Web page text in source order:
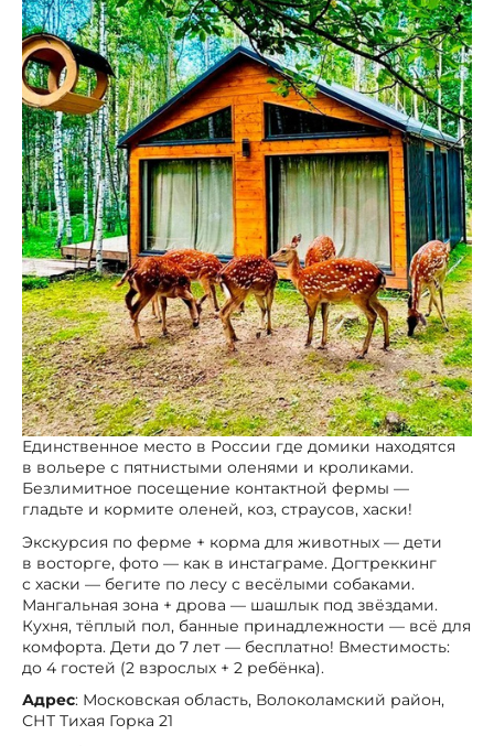
Единственное место в России где домики находятся
в вольере с пятнистыми оленями и кроликами.
Безлимитное посещение контактной фермы —
гладьте и кормите оленей, коз, страусов, хаски!
Экскурсия по ферме + корма для животных — дети
в восторге, фото — как в инстаграме. Догтреккинг
с хаски — бегите по лесу с весёлыми собаками.
Мангальная зона + дрова — шашлык под звёздами.
Кухня, тёплый пол, банные принадлежности — всё для
комфорта. Дети до 7 лет — бесплатно! Вместимость:
до 4 гостей (2 взрослых + 2 ребёнка).
Адрес: Московская область, Волоколамский район,
СНТ Тихая Горка 21